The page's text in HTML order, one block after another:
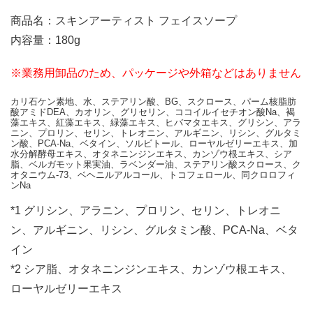
商品名：スキンアーティスト フェイスソープ
内容量：180g
※業務用卸品のため、パッケージや外箱などはありません
カリ石ケン素地、水、ステアリン酸、BG、スクロース、パーム核脂肪
酸アミドDEA、カオリン、グリセリン、ココイルイセチオン酸Na、褐
藻エキス、紅藻エキス、緑藻エキス、ヒバマタエキス、グリシン、アラ
ニン、プロリン、セリン、トレオニン、アルギニン、リシン、グルタミ
ン酸、PCA-Na、ベタイン、ソルビトール、ローヤルゼリーエキス、加
水分解酵母エキス、オタネニンジンエキス、カンゾウ根エキス、シア
脂、ベルガモット果実油、ラベンダー油、ステアリン酸スクロース、ク
オタニウム-73、ベヘニルアルコール、トコフェロール、同クロロフィ
ンNa
*1 グリシン、アラニン、プロリン、セリン、トレオニ
ン、アルギニン、リシン、グルタミン酸、PCA-Na、ベタ
イン
*2 シア脂、オタネニンジンエキス、カンゾウ根エキス、
ローヤルゼリーエキス